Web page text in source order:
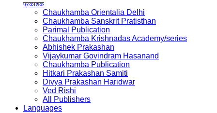
प्रकाशक
Chaukhamba Orientalia Delhi
Chaukhamba Sanskrit Pratisthan
Parimal Publication
Chaukhamba Krishnadas Academy/series
Abhishek Prakashan
Vijaykumar Govindram Hasanand
Chaukhamba Publication
Hitkari Prakashan Samiti
Divya Prakashan Haridwar
Ved Rishi
All Publishers
Languages